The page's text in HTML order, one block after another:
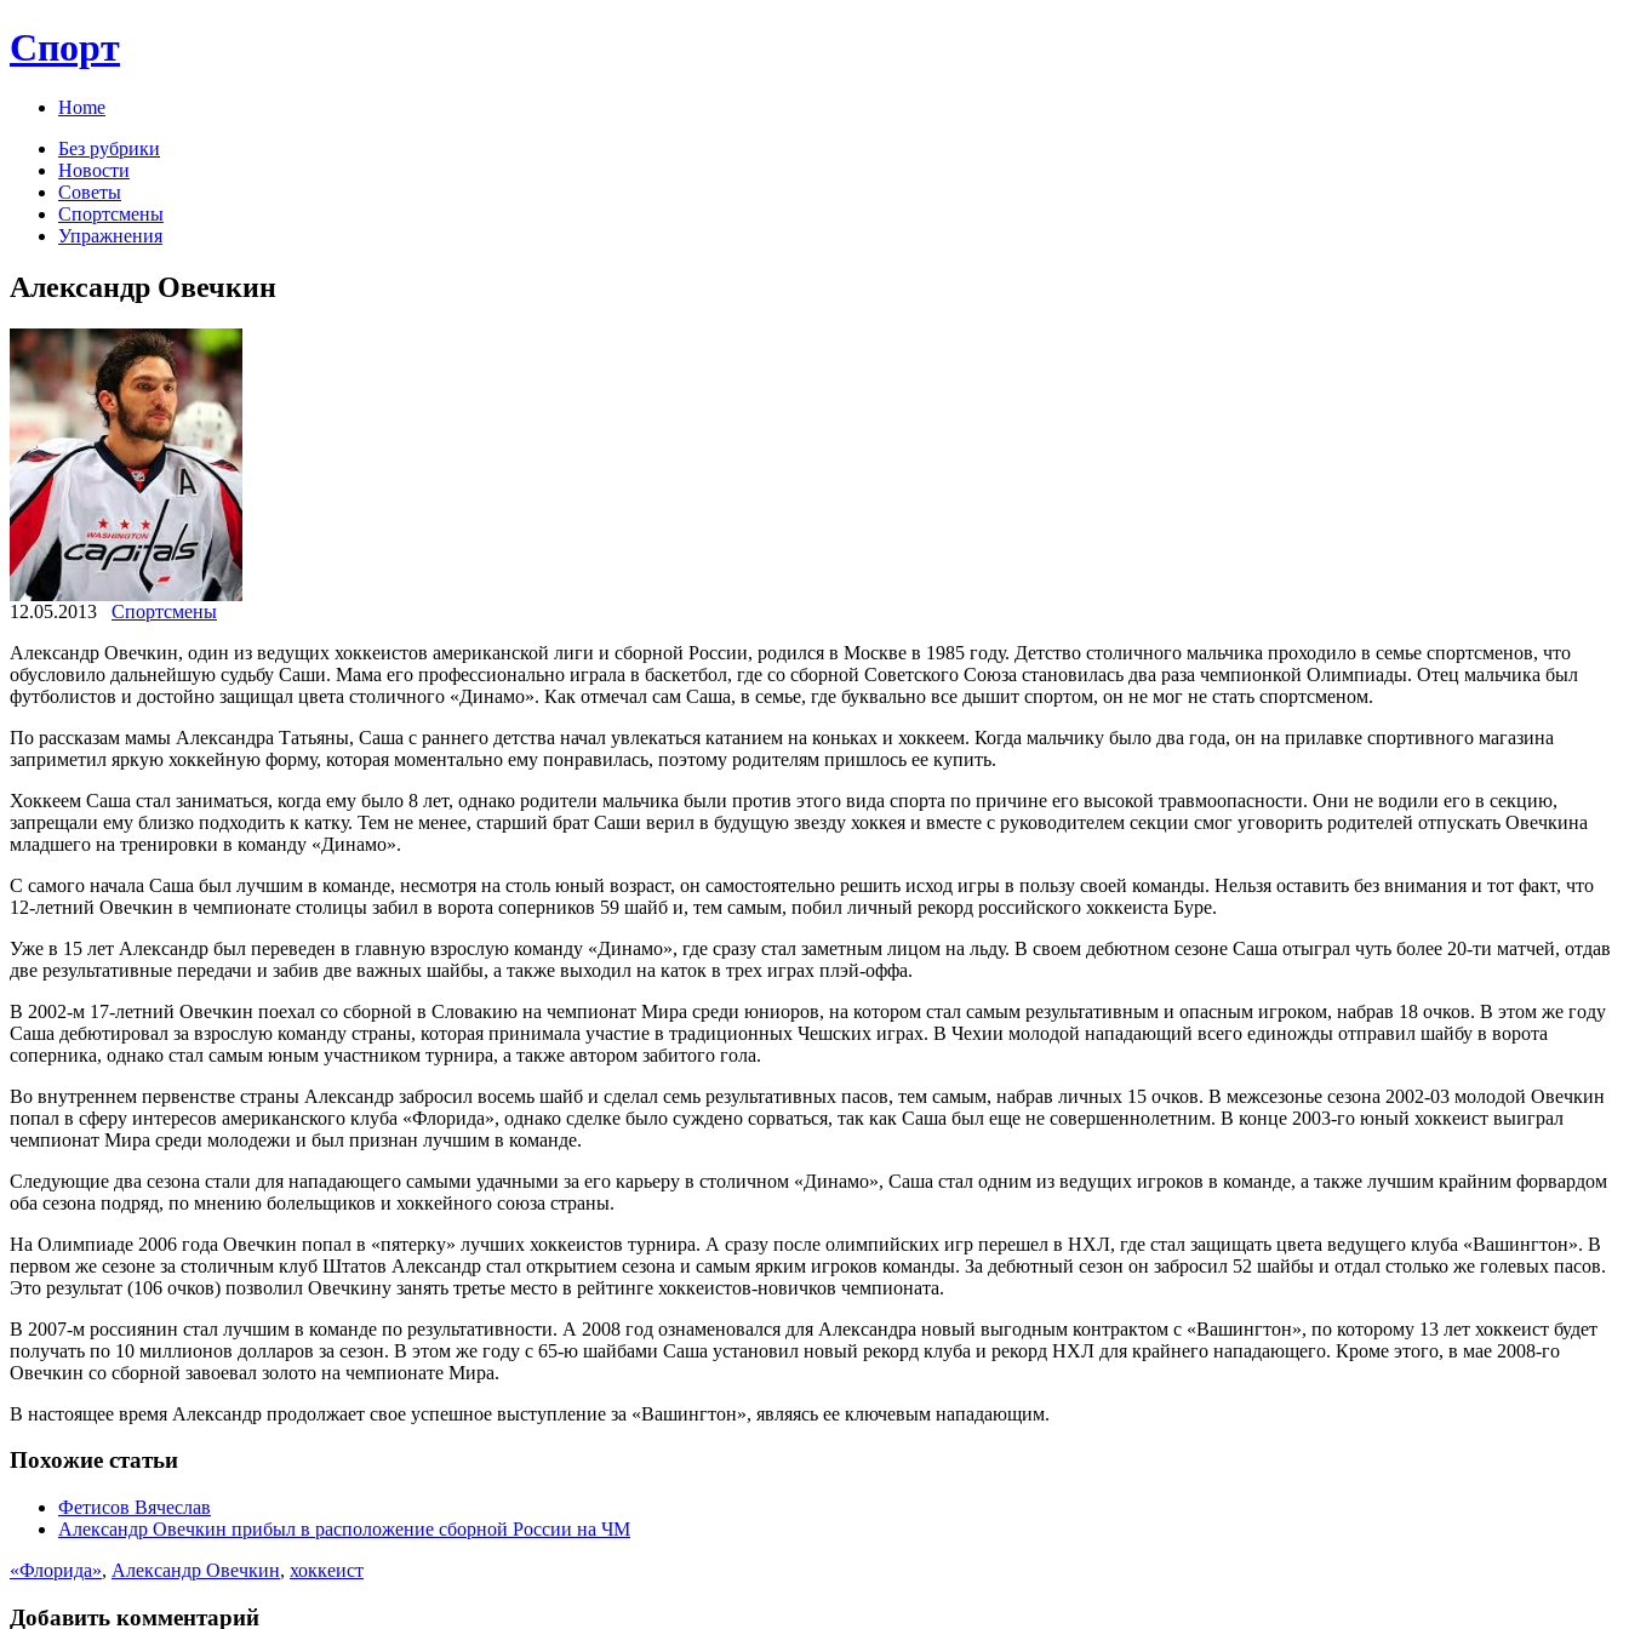
Спорт
Home
Без рубрики
Новости
Советы
Спортсмены
Упражнения
Александр Овечкин
12.05.2013
Спортсмены
Александр Овечкин, один из ведущих хоккеистов американской лиги и сборной России, родился в Москве в 1985 году. Детство столичного мальчика проходило в семье спортсменов, что
обусловило дальнейшую судьбу Саши. Мама его профессионально играла в баскетбол, где со сборной Советского Союза становилась два раза чемпионкой Олимпиады. Отец мальчика был
футболистов и достойно защищал цвета столичного «Динамо». Как отмечал сам Саша, в семье, где буквально все дышит спортом, он не мог не стать спортсменом.
По рассказам мамы Александра Татьяны, Саша с раннего детства начал увлекаться катанием на коньках и хоккеем. Когда мальчику было два года, он на прилавке спортивного магазина
заприметил яркую хоккейную форму, которая моментально ему понравилась, поэтому родителям пришлось ее купить.
Хоккеем Саша стал заниматься, когда ему было 8 лет, однако родители мальчика были против этого вида спорта по причине его высокой травмоопасности. Они не водили его в секцию,
запрещали ему близко подходить к катку. Тем не менее, старший брат Саши верил в будущую звезду хоккея и вместе с руководителем секции смог уговорить родителей отпускать Овечкина
младшего на тренировки в команду «Динамо».
С самого начала Саша был лучшим в команде, несмотря на столь юный возраст, он самостоятельно решить исход игры в пользу своей команды. Нельзя оставить без внимания и тот факт, что
12-летний Овечкин в чемпионате столицы забил в ворота соперников 59 шайб и, тем самым, побил личный рекорд российского хоккеиста Буре.
Уже в 15 лет Александр был переведен в главную взрослую команду «Динамо», где сразу стал заметным лицом на льду. В своем дебютном сезоне Саша отыграл чуть более 20-ти матчей, отдав
две результативные передачи и забив две важных шайбы, а также выходил на каток в трех играх плэй-оффа.
В 2002-м 17-летний Овечкин поехал со сборной в Словакию на чемпионат Мира среди юниоров, на котором стал самым результативным и опасным игроком, набрав 18 очков. В этом же году
Саша дебютировал за взрослую команду страны, которая принимала участие в традиционных Чешских играх. В Чехии молодой нападающий всего единожды отправил шайбу в ворота
соперника, однако стал самым юным участником турнира, а также автором забитого гола.
Во внутреннем первенстве страны Александр забросил восемь шайб и сделал семь результативных пасов, тем самым, набрав личных 15 очков. В межсезонье сезона 2002-03 молодой Овечкин
попал в сферу интересов американского клуба «Флорида», однако сделке было суждено сорваться, так как Саша был еще не совершеннолетним. В конце 2003-го юный хоккеист выиграл
чемпионат Мира среди молодежи и был признан лучшим в команде.
Следующие два сезона стали для нападающего самыми удачными за его карьеру в столичном «Динамо», Саша стал одним из ведущих игроков в команде, а также лучшим крайним форвардом
оба сезона подряд, по мнению болельщиков и хоккейного союза страны.
На Олимпиаде 2006 года Овечкин попал в «пятерку» лучших хоккеистов турнира. А сразу после олимпийских игр перешел в НХЛ, где стал защищать цвета ведущего клуба «Вашингтон». В
первом же сезоне за столичным клуб Штатов Александр стал открытием сезона и самым ярким игроков команды. За дебютный сезон он забросил 52 шайбы и отдал столько же голевых пасов.
Это результат (106 очков) позволил Овечкину занять третье место в рейтинге хоккеистов-новичков чемпионата.
В 2007-м россиянин стал лучшим в команде по результативности. А 2008 год ознаменовался для Александра новый выгодным контрактом с «Вашингтон», по которому 13 лет хоккеист будет
получать по 10 миллионов долларов за сезон. В этом же году с 65-ю шайбами Саша установил новый рекорд клуба и рекорд НХЛ для крайнего нападающего. Кроме этого, в мае 2008-го
Овечкин со сборной завоевал золото на чемпионате Мира.
В настоящее время Александр продолжает свое успешное выступление за «Вашингтон», являясь ее ключевым нападающим.
Похожие статьи
Фетисов Вячеслав
Александр Овечкин прибыл в расположение сборной России на ЧМ
«Флорида», Александр Овечкин, хоккеист
Добавить комментарий